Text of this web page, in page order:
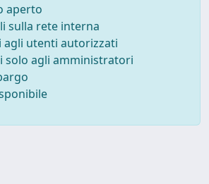
aperto
sulla rete interna
agli utenti autorizzati
solo agli amministratori